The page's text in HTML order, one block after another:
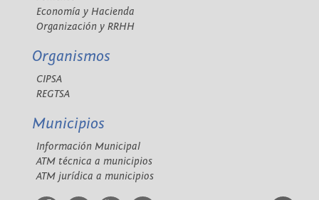
Economía y Hacienda
Organización y RRHH
Organismos
CIPSA
REGTSA
Municipios
Información Municipal
ATM técnica a municipios
ATM jurídica a municipios